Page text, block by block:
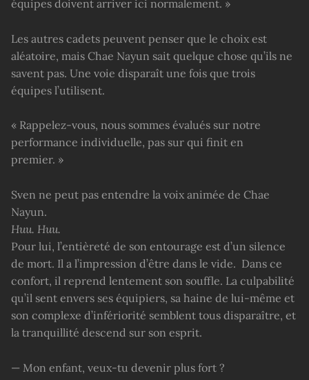
équipes doivent arriver ici normalement. »
Les autres cadets peuvent penser que le choix est
aléatoire, mais Chae Nayun sait quelque chose qu’ils ne
savent pas. Une voie disparaît une fois que trois
équipes l’utilisent.
« Rappelez-vous, nous sommes évalués sur notre
performance individuelle, pas sur qui finit en
premier. »
Sven ne peut pas entendre la voix animée de Chae
Nayun.
Huu. Huu.
Pour lui, l’entièreté de son entourage est d’un silence
de mort. Il a l’impression d’être dans le vide. Dans ce
confort, il reprend lentement son souffle. La culpabilité
qu’il sent envers ses équipiers, sa haine de lui-même et
son complexe d’infériorité semblent tous disparaître, et
la tranquillité descend sur son esprit.
— Mon enfant, veux-tu devenir plus fort ?